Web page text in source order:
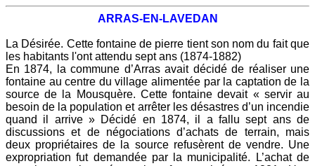
ARRAS-EN-LAVEDAN
La Désirée. Cette fontaine de pierre tient son nom du fait que
les habitants l'ont attendu sept ans (1874-1882)
En 1874, la commune d’Arras avait décidé de réaliser une
fontaine au centre du village alimentée par la captation de la
source de la Mousquère. Cette fontaine devait « servir au
besoin de la population et arrêter les désastres d’un incendie
quand il arrive » Décidé en 1874, il a fallu sept ans de
discussions et de négociations d’achats de terrain, mais
deux propriétaires de la source refusèrent de vendre. Une
expropriation fut demandée par la municipalité. L’achat de